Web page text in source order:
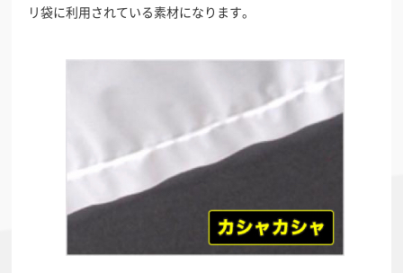
リ袋に利用されている素材になります。